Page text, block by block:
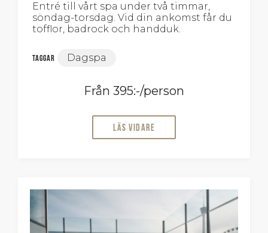
Entré till vårt spa under två timmar,
söndag-torsdag. Vid din ankomst får du
tofflor, badrock och handduk.
Taggar Dagspa
Från 395:-/person
Läs vidare